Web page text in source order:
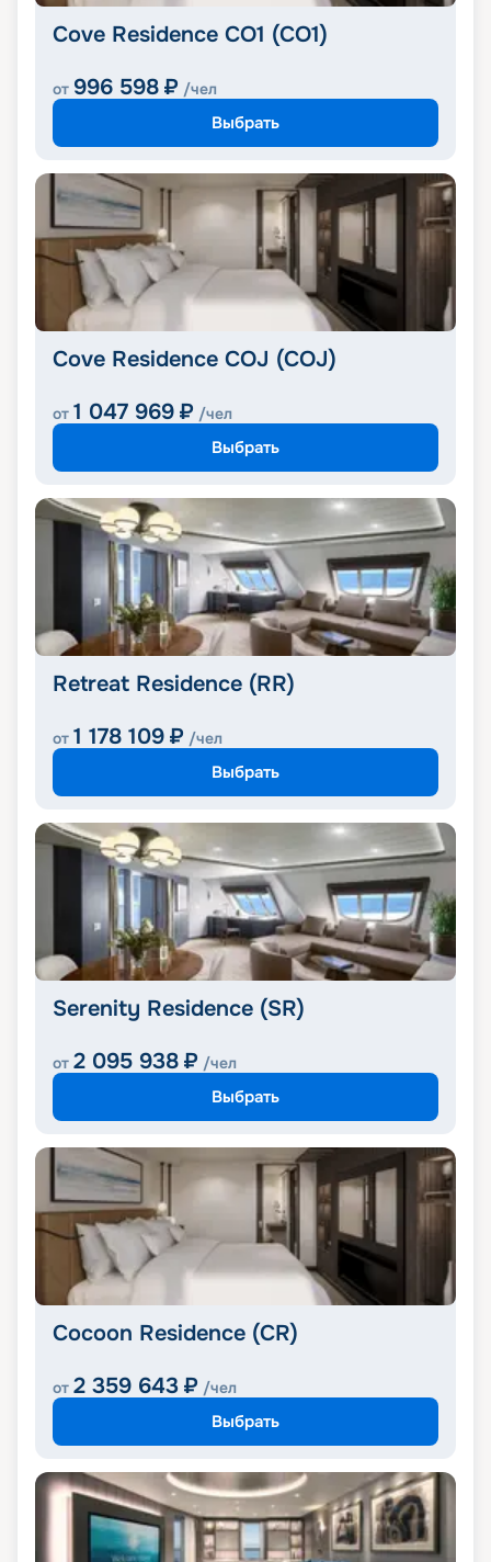
Cove Residence CO1 (CO1)
от 996 598 ₽ /чел
Выбрать
Cove Residence COJ (COJ)
от 1 047 969 ₽ /чел
Выбрать
Retreat Residence (RR)
от 1 178 109 ₽ /чел
Выбрать
Serenity Residence (SR)
от 2 095 938 ₽ /чел
Выбрать
Cocoon Residence (CR)
от 2 359 643 ₽ /чел
Выбрать